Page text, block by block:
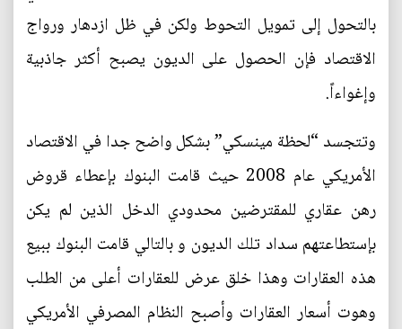
بالتحول إلى تمويل التحوط ولكن في ظل ازدهار ورواج
الاقتصاد فإن الحصول على الديون يصبح أكثر جاذبية
وإغواءاً.
وتتجسد “لحظة مينسكي” بشكل واضح جدا في الاقتصاد
الأمريكي عام 2008 حيث قامت البنوك بإعطاء قروض
رهن عقاري للمقترضين محدودي الدخل الذين لم يكن
بإستطاعتهم سداد تلك الديون و بالتالي قامت البنوك ببيع
هذه العقارات وهذا خلق عرض للعقارات أعلى من الطلب
وهوت أسعار العقارات وأصبح النظام المصرفي الأمريكي